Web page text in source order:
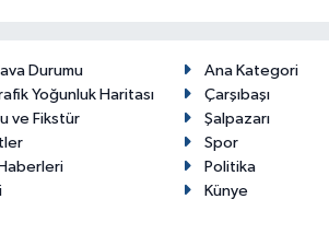
Durumu
Yoğunluk Haritası
ve Fikstür
Ana Kategori
Çarşıbaşı
Şalpazarı
Spor
Politika
Künye